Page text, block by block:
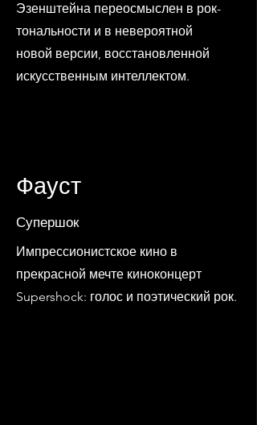
Эзенштейна переосмыслен в рок-
тональности и в невероятной
новой версии, восстановленной
искусственным интеллектом.
Фауст
Супершок
Импрессионистское кино в
прекрасной мечте киноконцерт
Supershock: голос и поэтический рок.